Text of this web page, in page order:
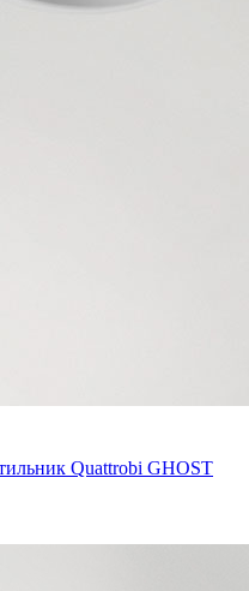
Quattrobi GHOST